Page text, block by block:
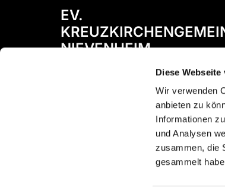
Diese
Wir verwenden
anbieten zu
Informationen
und Analysen
zusammen, die
gesammelt
EV.
NIEVENHEIM